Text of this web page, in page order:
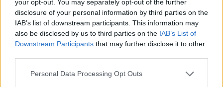
your opt-out. You may separately opt-out of the further
disclosure of your personal information by third parties on the
IAB’s list of downstream participants. This information may
also be disclosed by us to third parties on the IAB’s List of
Downstream Participants that may further disclose it to other
Personal Data Processing Opt Outs
londoni feljebbviteli bíróságon perel az ellene júliusban
hozott ítélet semmissé nyilvánítása érdekében, de nem járt
sikerrel. A 2010-ben 1,7 milliárd dolláros kifizetetlen
követelést maga után hagyó...
KEDVES OLVASÓNK!